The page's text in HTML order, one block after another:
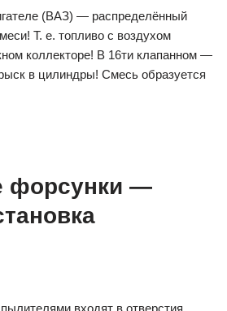
(ВАЗ) — распределённый
Т. е. топливо с воздухом
коллекторе! В 16ти клапанном —
в цилиндры! Смесь образуется
форсунки —
входят в отверстия,